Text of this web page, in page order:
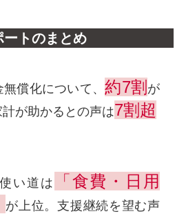
ートのまとめ
償化について、約7割 が
が助かるとの声は7割超
い道は
「食費・日用
が上位。支援継続を望む声